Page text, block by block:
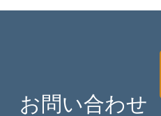
お問い合わせ